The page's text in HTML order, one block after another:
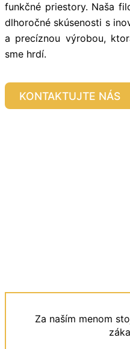
funkčné priestory. Naša
dlhoročné skúsenosti s
a precíznou výrobou,
sme hrdí.
KONTAKTUJTE NÁS
Za naším menom